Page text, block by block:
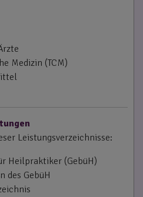
Medizin (TCM)
Leistungsverzeichnisse:
Heilpraktiker (GebüH)
des GebüH